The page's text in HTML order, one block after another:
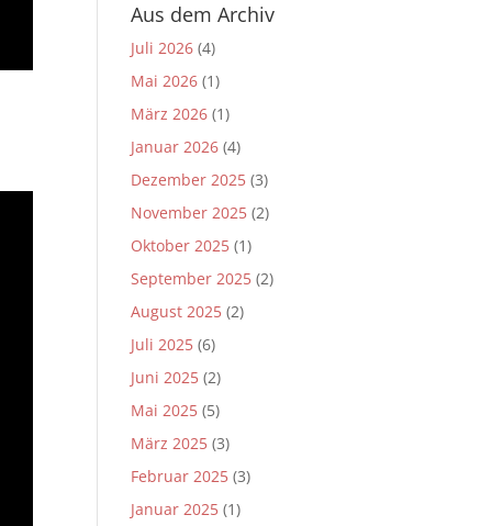
Aus dem Archiv
Juli 2026 (4)
Mai 2026 (1)
März 2026 (1)
Januar 2026 (4)
Dezember 2025 (3)
November 2025 (2)
Oktober 2025 (1)
September 2025 (2)
August 2025 (2)
Juli 2025 (6)
Juni 2025 (2)
Mai 2025 (5)
März 2025 (3)
Februar 2025 (3)
Januar 2025 (1)